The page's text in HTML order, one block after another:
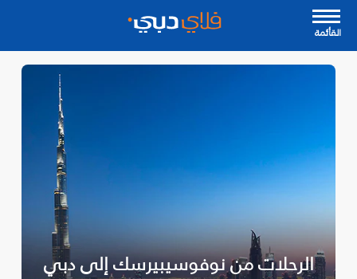
القأئمة
الرحلات من نوفوسيبيرسك إلى دبي